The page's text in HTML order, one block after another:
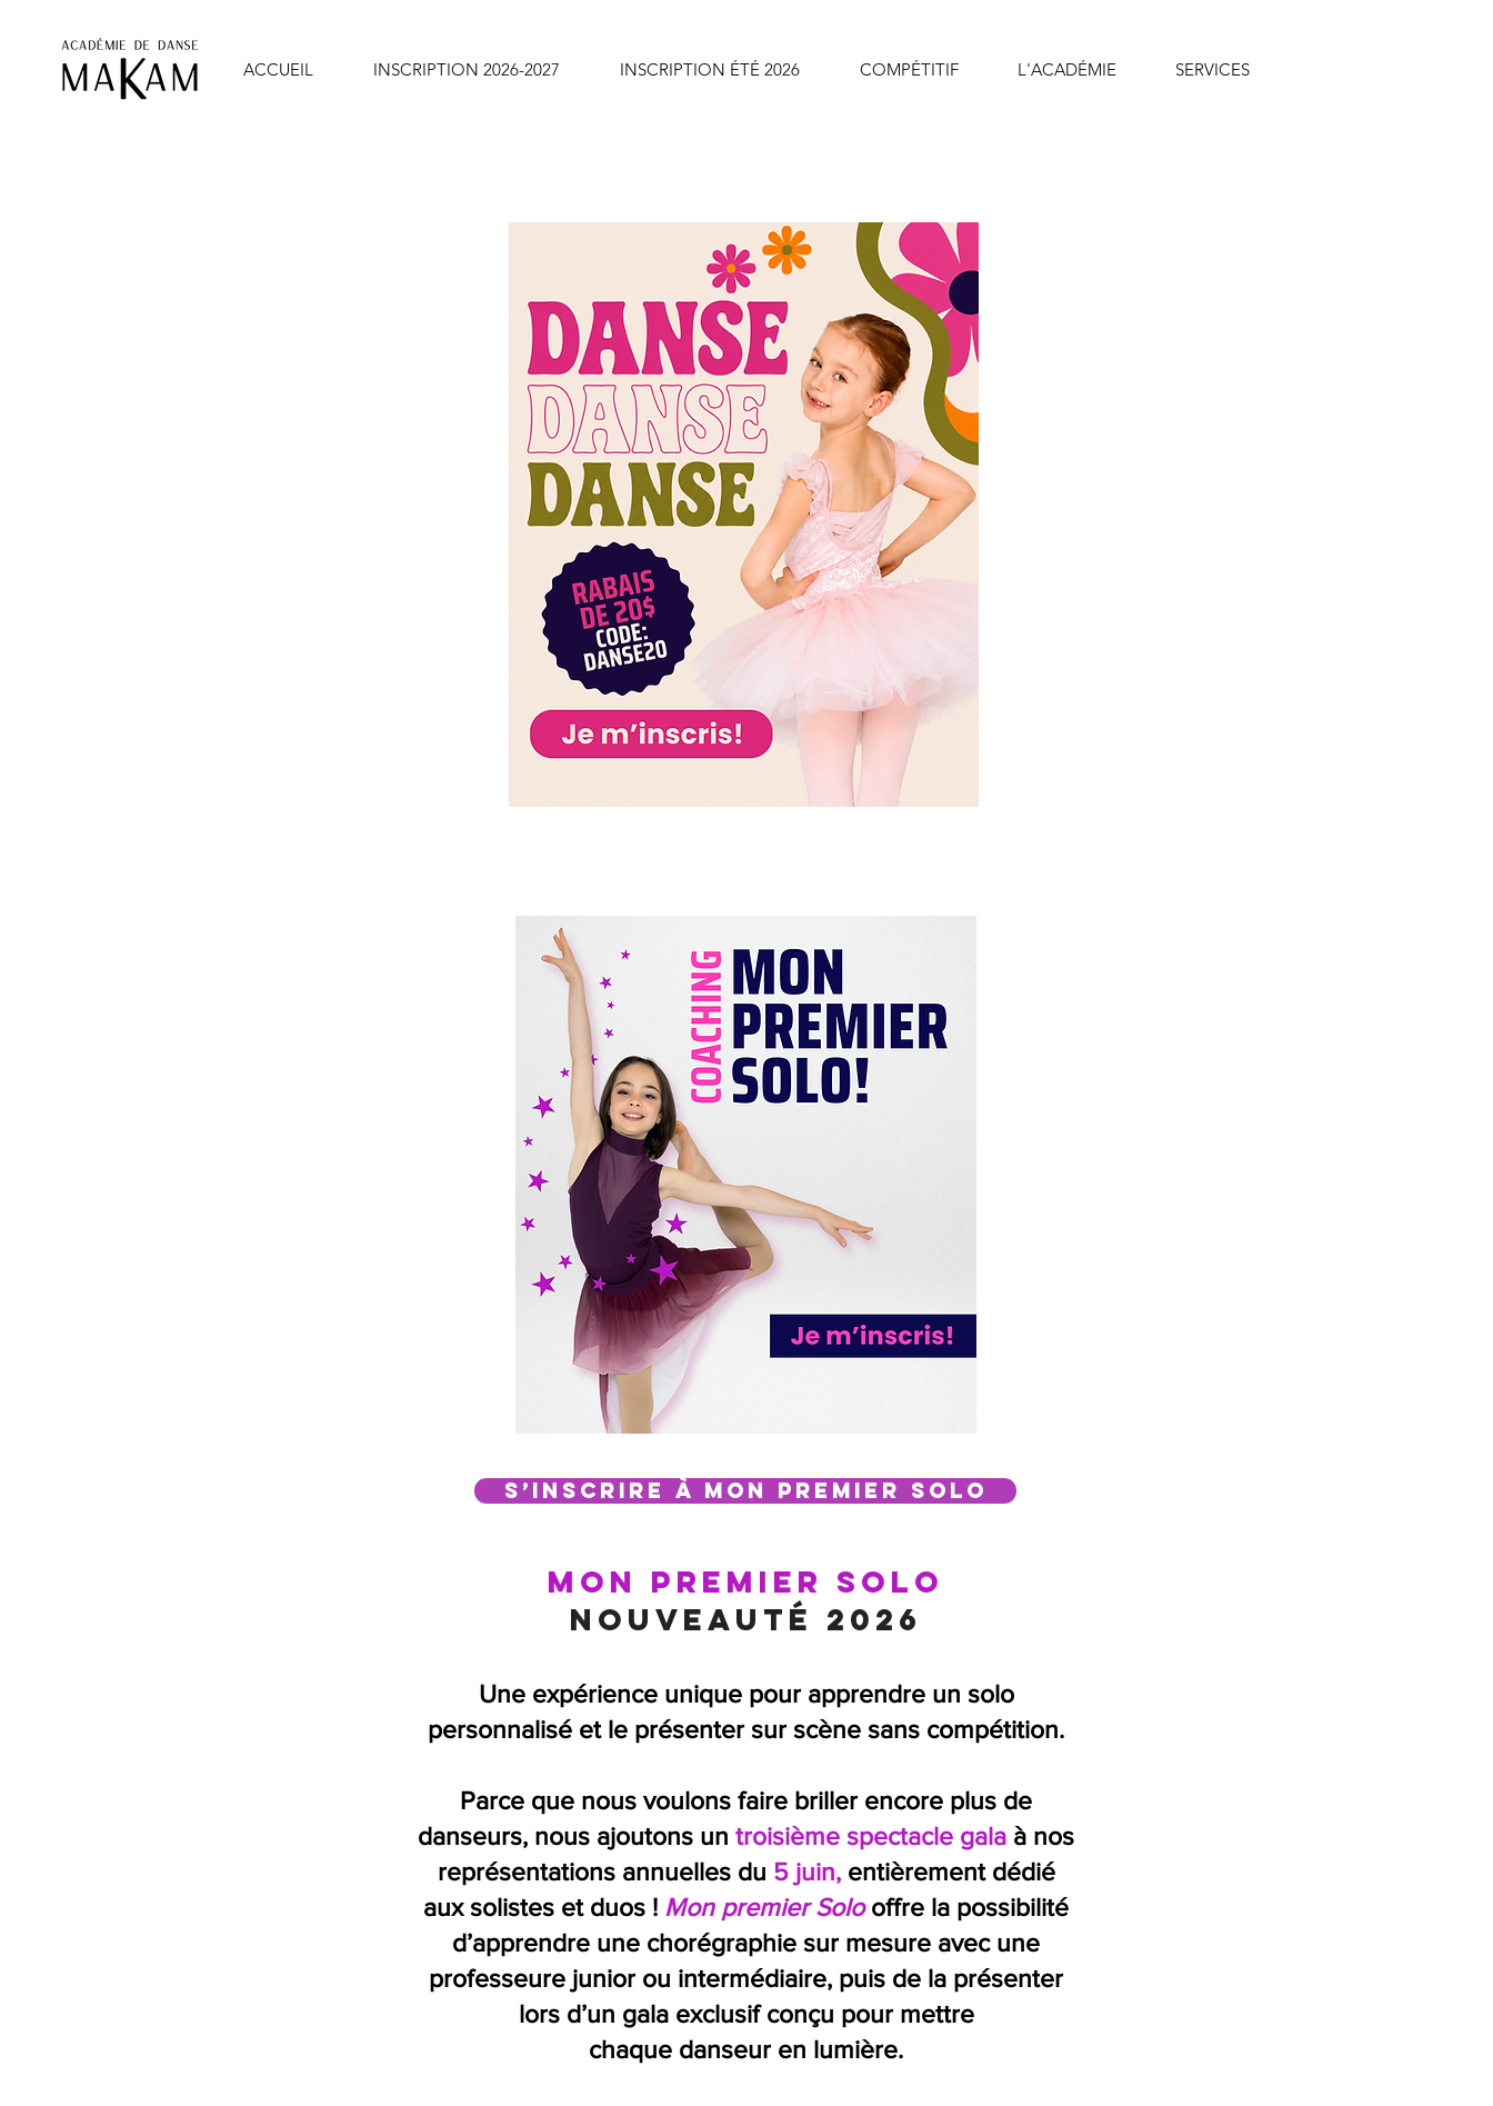
ACCUEIL INSCRIPTION 2026-2027 INSCRIPTION ÉTÉ 2026 COMPÉTITIF L'ACADÉMIE SERVICES
S’inscrire à Mon premier Solo
Mon premier Solo
Nouveauté 2026
Une expérience unique pour apprendre un solo
personnalisé et le présenter sur scène sans compétition.
Parce que nous voulons faire briller encore plus de
danseurs, nous ajoutons un troisième spectacle gala à nos
représentations annuelles du 5 juin, entièrement dédié
aux solistes et duos ! Mon premier Solooffre la possibilité
d’apprendre une chorégraphie sur mesure avec une
professeure junior ou intermédiaire, puis de la présenter
lors d’un gala exclusif conçu pour mettre
chaque danseur en lumière.